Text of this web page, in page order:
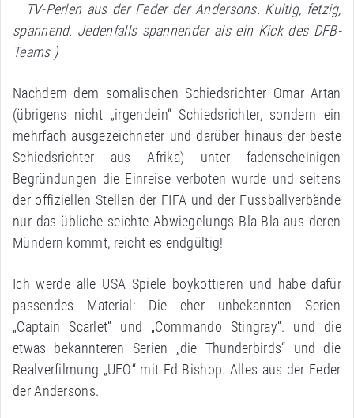
– TV-Perlen aus der Feder der Andersons. Kultig, fetzig,
spannend. Jedenfalls spannender als ein Kick des DFB-
Teams )
Nachdem dem somalischen Schiedsrichter Omar Artan
(übrigens nicht „irgendein“ Schiedsrichter, sondern ein
mehrfach ausgezeichneter und darüber hinaus der beste
Schiedsrichter aus Afrika) unter fadenscheinigen
Begründungen die Einreise verboten wurde und seitens
der offiziellen Stellen der FIFA und der Fussballverbände
nur das übliche seichte Abwiegelungs Bla-Bla aus deren
Mündern kommt, reicht es endgültig!
Ich werde alle USA Spiele boykottieren und habe dafür
passendes Material: Die eher unbekannten Serien
„Captain Scarlet“ und „Commando Stingray“. und die
etwas bekannteren Serien „die Thunderbirds“ und die
Realverfilmung „UFO“ mit Ed Bishop. Alles aus der Feder
der Andersons.